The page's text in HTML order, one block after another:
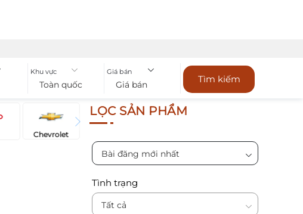
Khu vực
Toàn quốc
Giá bán
Giá bán Tìm kiếm
Chevrolet
LỌC SẢN PHẨM
Bài đăng mới nhất
Tình trạng
Tất cả